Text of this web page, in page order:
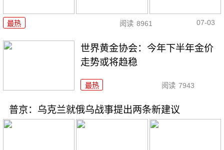
最热 阅读 8961 07-03
世界黄金协会：今年下半年金价
走势或将趋稳
最热 阅读 7943
普京：乌克兰就俄乌战事提出两条新建议